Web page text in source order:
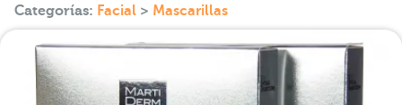
Categorías: Facial > Mascarillas